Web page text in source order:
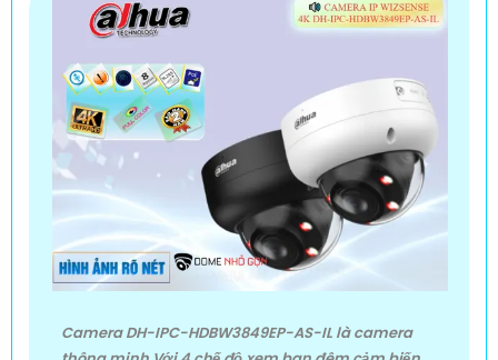
Camera DH-IPC-HDBW3849EP-AS-IL là camera